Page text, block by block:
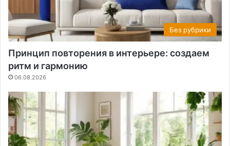
Без рубрики
Принцип повторения в интерьере: создаем
ритм и гармонию
06.08.2026